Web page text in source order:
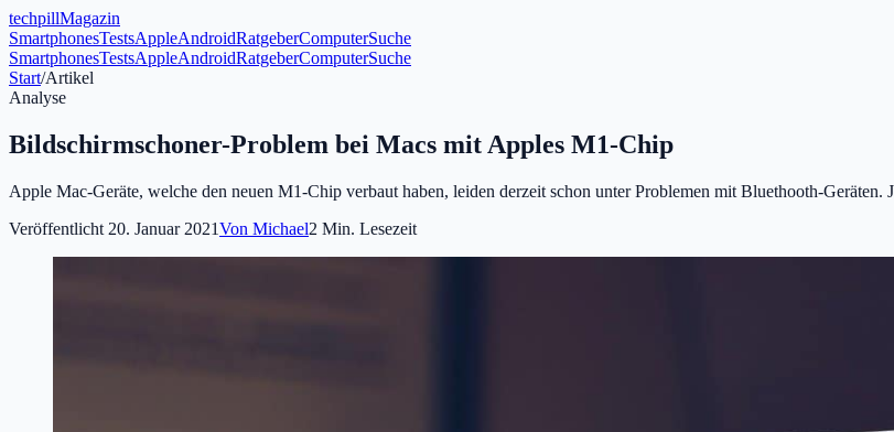
techpillMagazin
SmartphonesTestsAppleAndroidRatgeberComputerSuche
SmartphonesTestsAppleAndroidRatgeberComputerSuche
Start/Artikel
Analyse
Bildschirmschoner-Problem bei Macs mit Apples M1-Chip
Apple Mac-Geräte, welche den neuen M1-Chip verbaut haben, leiden derzeit schon unter Problemen mit Bluethooth-
Veröffentlicht 20. Januar 2021Von Michael2 Min. Lesezeit